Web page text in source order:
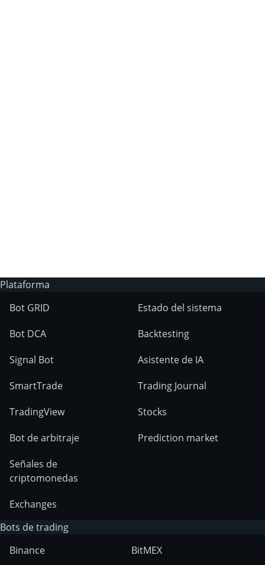
Plataforma
Bot GRID
Bot DCA
Signal Bot
SmartTrade
TradingView
Bot de arbitraje
Señales de
criptomonedas
Exchanges
Estado del sistema
Backtesting
Asistente de IA
Trading Journal
Stocks
Prediction market
Bots de trading
Binance
BitMEX